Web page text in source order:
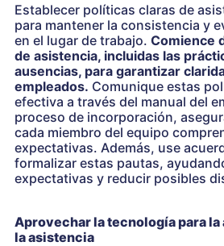
Establecer políticas claras de
para mantener la consistencia y
en el lugar de trabajo. Comience
de asistencia, incluidas las
ausencias, para garantizar
empleados. Comunique estas
efectiva a través del manual del
proceso de incorporación,
cada miembro del equipo
expectativas. Además, use
formalizar estas pautas,
expectativas y reducir posibles
Aprovechar la tecnología para
la asistencia